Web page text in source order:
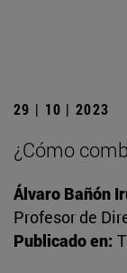
29 | 10 | 2023
¿Cómo
Álvaro Bañón
Profesor de
Publicado en: